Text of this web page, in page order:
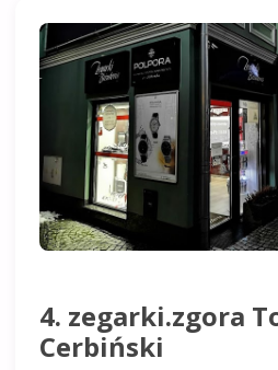
4. zegarki.zgora
Cerbiński